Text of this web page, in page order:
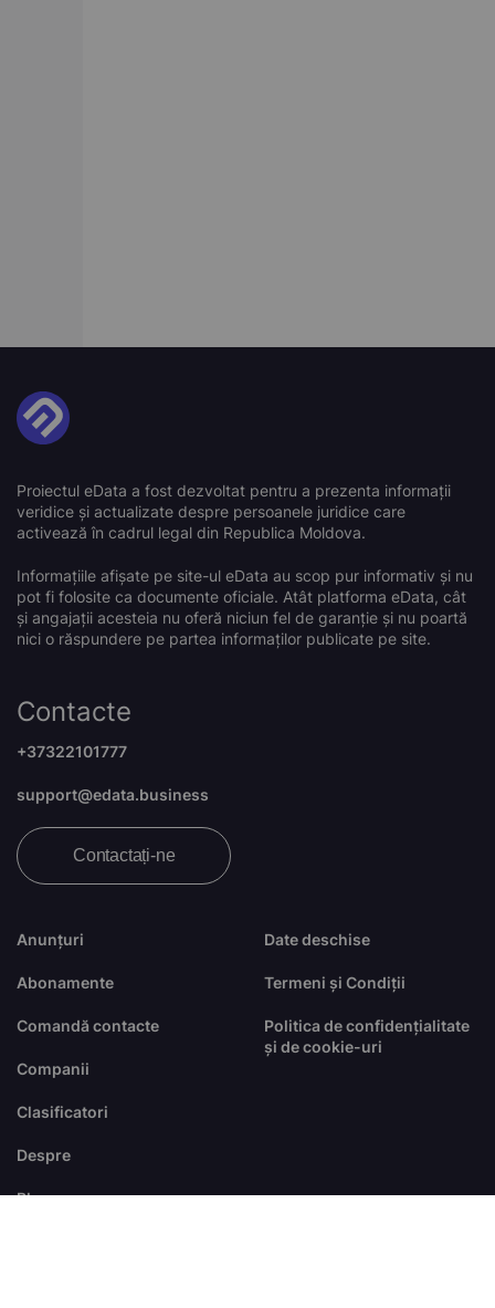
Proiectul eData a fost dezvoltat pentru a prezenta informații
veridice și actualizate despre persoanele juridice care
activează în cadrul legal din Republica Moldova.
Informațiile afișate pe site-ul eData au scop pur informativ și nu
pot fi folosite ca documente oficiale. Atât platforma eData, cât
și angajații acesteia nu oferă niciun fel de garanție și nu poartă
nici o răspundere pe partea informaților publicate pe site.
Anunțuri
Abonamente
Comandă contacte
Companii
Clasificatori
Despre
Blog
Date deschise
Termeni și Condiții
Politica de confidențialitate
și de cookie-uri
Contacte
+37322101777
support@edata.business
Contactați-ne